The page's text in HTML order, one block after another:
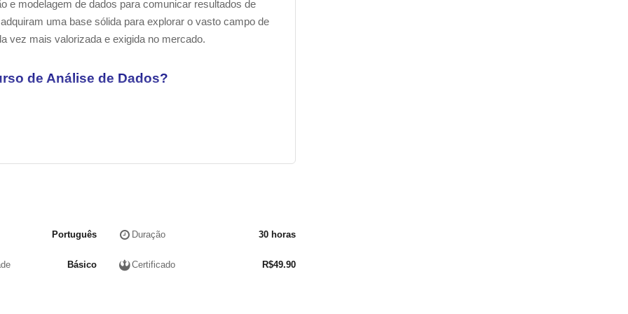
e modelagem de dados para comunicar resultados de
uma base sólida para explorar o vasto campo de
vez mais valorizada e exigida no mercado.
de Análise de Dados?
Português Duração 30 horas
Básico Certificado R$49.90